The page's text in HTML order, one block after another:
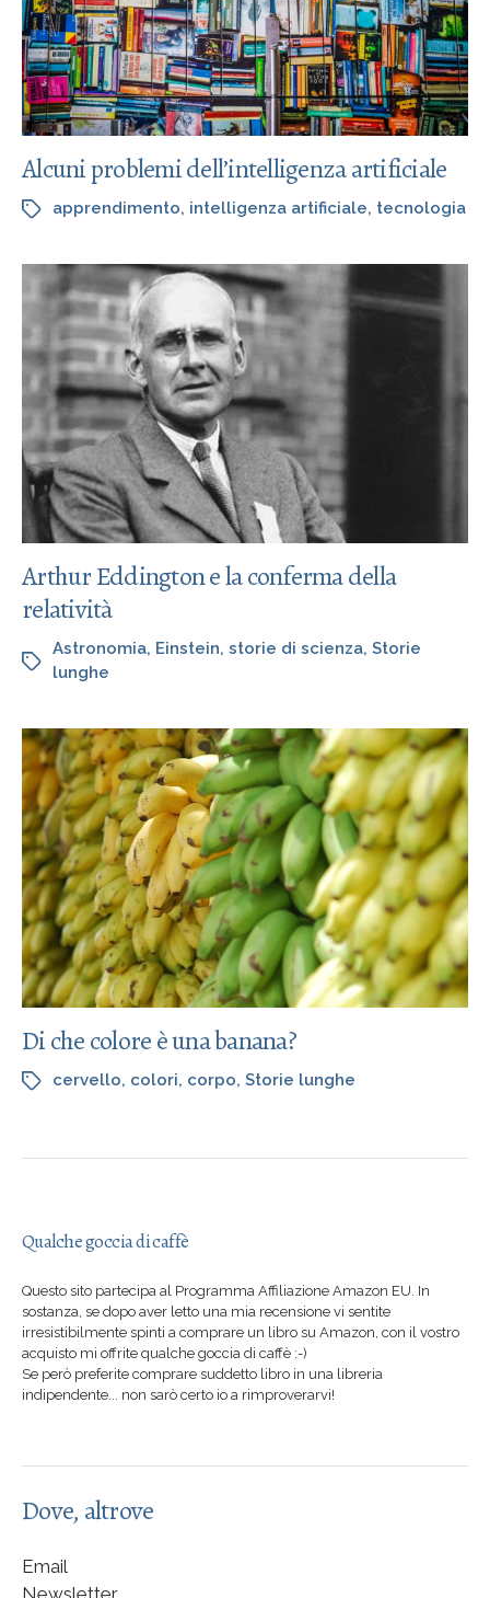
Alcuni problemi dell’intelligenza artificiale
apprendimento, intelligenza artificiale, tecnologia
Arthur Eddington e la conferma della
relatività
Astronomia, Einstein, storie di scienza, Storie
lunghe
Di che colore è una banana?
cervello, colori, corpo, Storie lunghe
Qualche goccia di caffè
Questo sito partecipa al Programma Affiliazione Amazon EU. In
sostanza, se dopo aver letto una mia recensione vi sentite
irresistibilmente spinti a comprare un libro su Amazon, con il vostro
acquisto mi offrite qualche goccia di caffè :-)
Se però preferite comprare suddetto libro in una libreria
indipendente... non sarò certo io a rimproverarvi!
Dove, altrove
Email
Newsletter